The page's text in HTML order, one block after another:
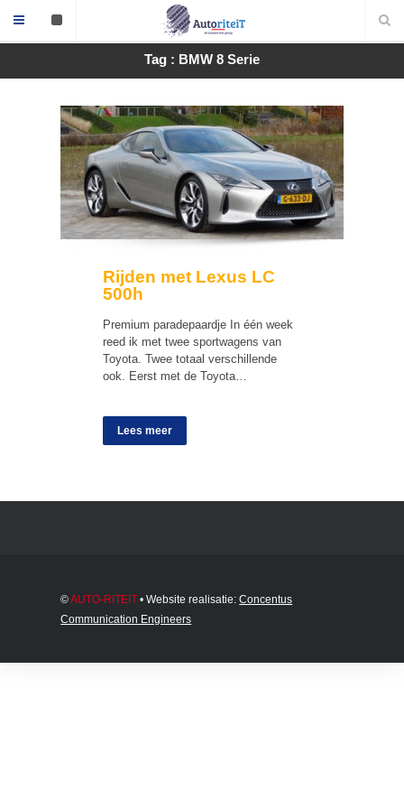
Tag : BMW 8 Serie
Rijden met Lexus LC
500h
Premium paradepaardje In één week
reed ik met twee sportwagens van
Toyota. Twee totaal verschillende
ook. Eerst met de Toyota…
Lees meer
©AUTO-RITEIT • Website realisatie:Concentus
Communication Engineers